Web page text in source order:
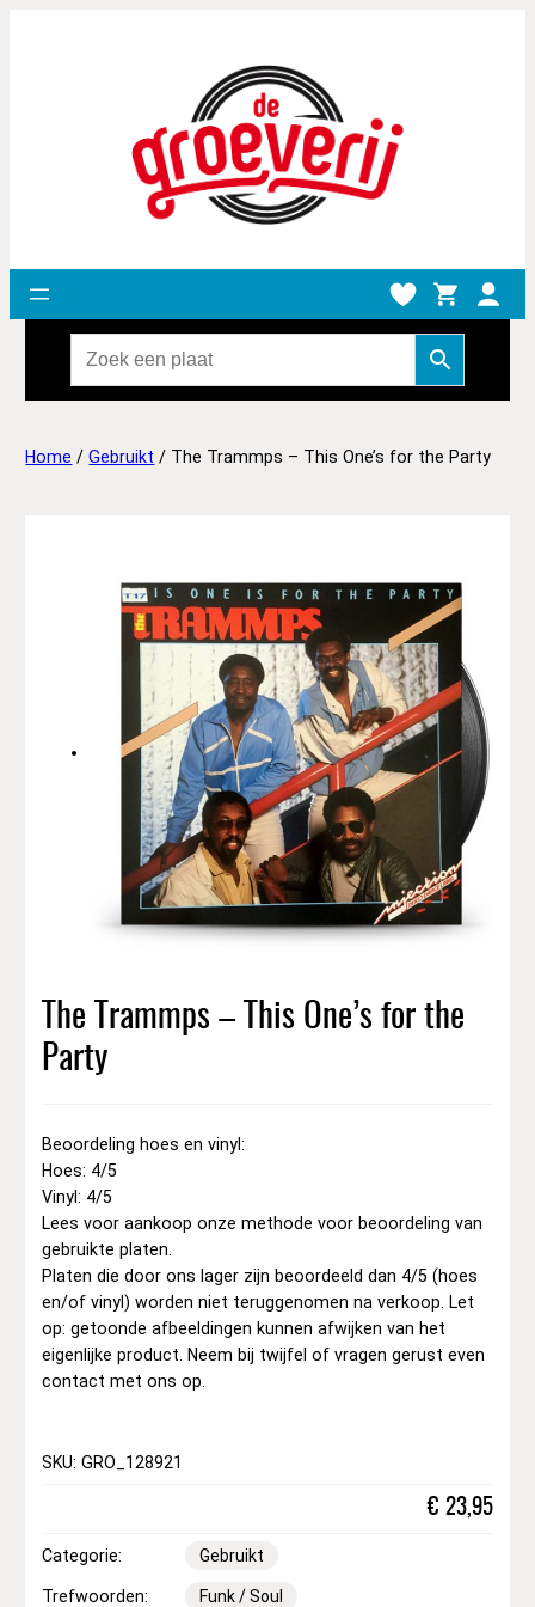
Home /Gebruikt / The Trammps – This One’s for the Party
The Trammps – This One’s for the
Party
Beoordeling hoes en vinyl:
Hoes: 4/5
Vinyl: 4/5
Lees voor aankoop onze methode voor beoordeling van
gebruikte platen.
Platen die door ons lager zijn beoordeeld dan 4/5 (hoes
en/of vinyl) worden niet teruggenomen na verkoop. Let
op: getoonde afbeeldingen kunnen afwijken van het
eigenlijke product. Neem bij twijfel of vragen gerust even
contact met ons op.
SKU: GRO_128921
€ 23,95
Categorie: Gebruikt
Trefwoorden: Funk / Soul